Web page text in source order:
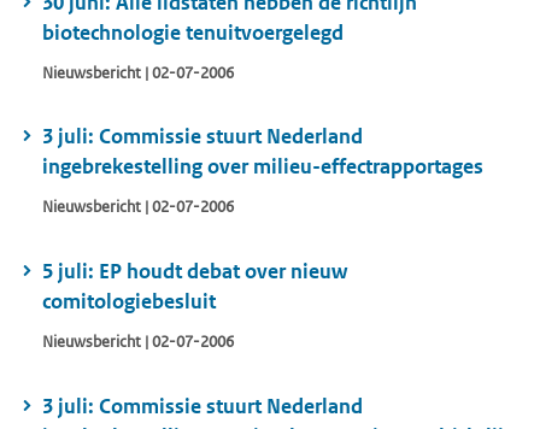
biotechnologie tenuitvoergelegd
Nieuwsbericht | 02-07-2006
3 juli: Commissie stuurt Nederland
ingebrekestelling over milieu-effectrapportages
Nieuwsbericht | 02-07-2006
5 juli: EP houdt debat over nieuw
comitologiebesluit
Nieuwsbericht | 02-07-2006
3 juli: Commissie stuurt Nederland